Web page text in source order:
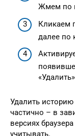
Жмем по
Кликаем
далее по
Удалить
частично – в
версиях
учитывать.